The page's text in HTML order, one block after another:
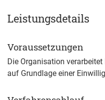
Leistungsdetails
Voraussetzungen
Die Organisation
auf Grundlage einer